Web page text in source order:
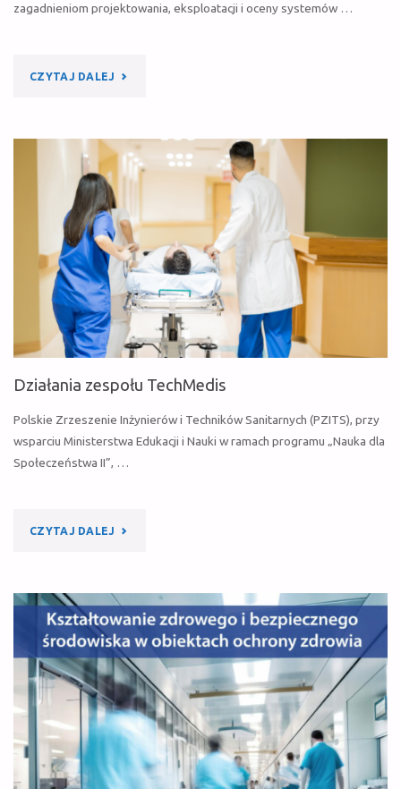
zagadnieniom projektowania, eksploatacji i oceny systemów …
CZYTAJ DALEJ "VI
NAUKOWO–
TECHNICZNA
„KLIMATYZACJA
OBIEKTÓW
SZPITALNYCH”
ZAPROSZENIE"
Działania zespołu TechMedis
Polskie Zrzeszenie Inżynierów i Techników Sanitarnych (PZITS), przy
wsparciu Ministerstwa Edukacji i Nauki w ramach programu „Nauka dla
Społeczeństwa II”, …
CZYTAJ DALEJ "DZIAŁANIA
TECHMEDIS"